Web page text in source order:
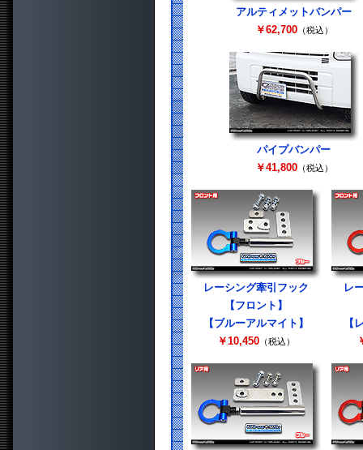
アルティメットバンパー
￥62,700（税込）
パイプバンパー
￥41,800（税込）
レーシング牽引フック
【フロント】
【ブルーアルマイト】
￥10,450 （税込）
レ
【